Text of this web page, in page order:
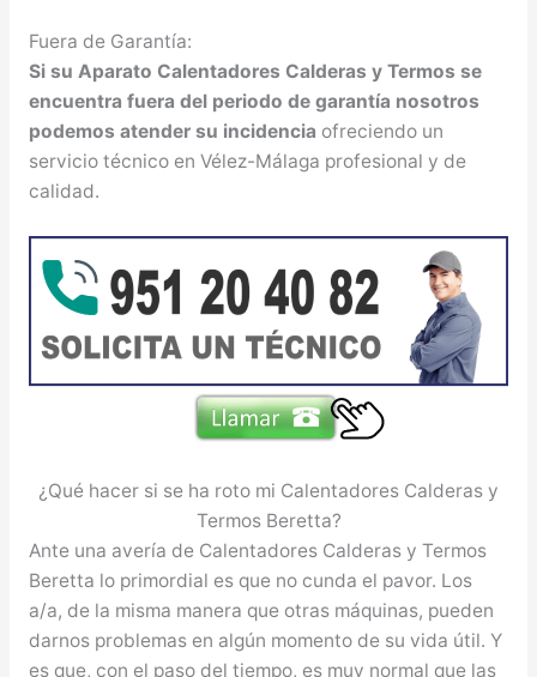
Fuera de Garantía:
Si su Aparato Calentadores Calderas y Termos se
encuentra fuera del periodo de garantía nosotros
podemos atender su incidencia ofreciendo un
servicio técnico en Vélez-Málaga profesional y de
calidad.
¿Qué hacer si se ha roto mi Calentadores Calderas y
Termos Beretta?
Ante una avería de Calentadores Calderas y Termos
Beretta lo primordial es que no cunda el pavor. Los
a/a, de la misma manera que otras máquinas, pueden
darnos problemas en algún momento de su vida útil. Y
es que, con el paso del tiempo, es muy normal que las